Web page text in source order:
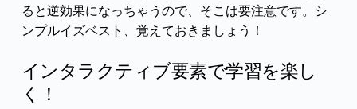
ると逆効果になっちゃうので、そこは要注意です。シ
ンプルイズベスト、覚えておきましょう！
インタラクティブ要素で学習を楽し
く！